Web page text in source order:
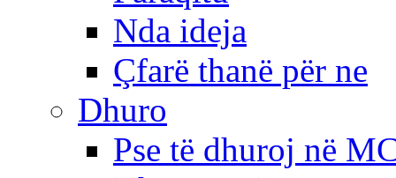
Nda ideja
Çfarë thanë për ne
Dhuro
Pse të dhuroj në